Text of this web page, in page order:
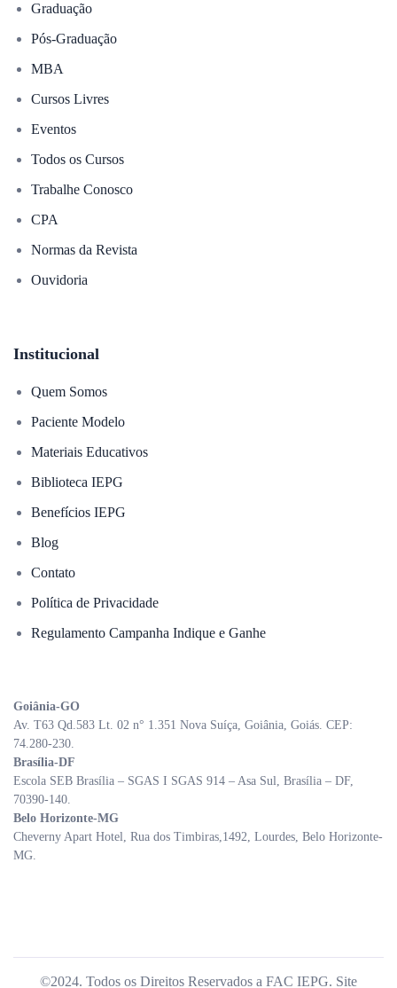
Graduação
Pós-Graduação
MBA
Cursos Livres
Eventos
Todos os Cursos
Trabalhe Conosco
CPA
Normas da Revista
Ouvidoria
Institucional
Quem Somos
Paciente Modelo
Materiais Educativos
Biblioteca IEPG
Benefícios IEPG
Blog
Contato
Política de Privacidade
Regulamento Campanha Indique e Ganhe
Goiânia-GO
Av. T63 Qd.583 Lt. 02 n° 1.351 Nova Suíça, Goiânia, Goiás. CEP:
74.280-230.
Brasília-DF
Escola SEB Brasília – SGAS I SGAS 914 – Asa Sul, Brasília – DF,
70390-140.
Belo Horizonte-MG
Cheverny Apart Hotel, Rua dos Timbiras,1492, Lourdes, Belo Horizonte-
MG.
©2024. Todos os Direitos Reservados a FAC IEPG. Site